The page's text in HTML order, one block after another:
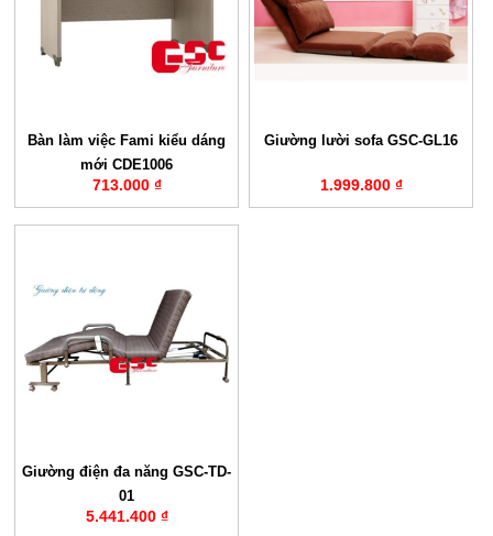
Bàn làm việc Fami kiểu dáng
mới CDE1006
713.000 ₫
Giường lười sofa GSC-GL16
1.999.800 ₫
Giường điện đa năng GSC-TD-
01
5.441.400 ₫